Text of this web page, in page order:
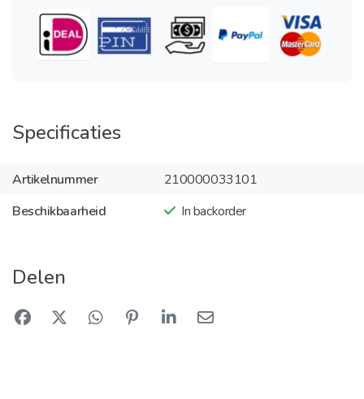
Specificaties
Artikelnummer
210000033101
Beschikbaarheid
In backorder
Delen